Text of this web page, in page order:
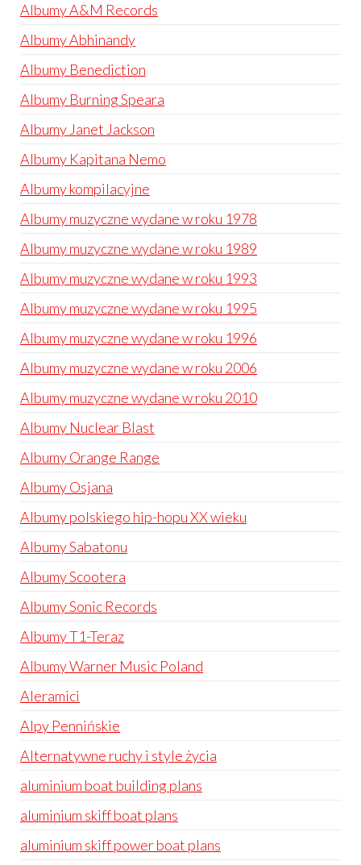
Albumy A&M Records
Albumy Abhinandy
Albumy Benediction
Albumy Burning Speara
Albumy Janet Jackson
Albumy Kapitana Nemo
Albumy kompilacyjne
Albumy muzyczne wydane w roku 1978
Albumy muzyczne wydane w roku 1989
Albumy muzyczne wydane w roku 1993
Albumy muzyczne wydane w roku 1995
Albumy muzyczne wydane w roku 1996
Albumy muzyczne wydane w roku 2006
Albumy muzyczne wydane w roku 2010
Albumy Nuclear Blast
Albumy Orange Range
Albumy Osjana
Albumy polskiego hip-hopu XX wieku
Albumy Sabatonu
Albumy Scootera
Albumy Sonic Records
Albumy T1-Teraz
Albumy Warner Music Poland
Aleramici
Alpy Pennińskie
Alternatywne ruchy i style życia
aluminium boat building plans
aluminium skiff boat plans
aluminium skiff power boat plans